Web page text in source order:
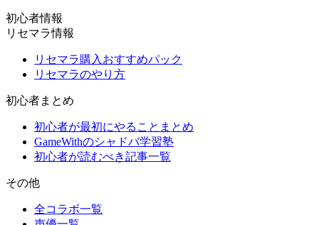
初心者情報
リセマラ情報
リセマラ購入おすすめパック
リセマラのやり方
初心者まとめ
初心者が最初にやることまとめ
GameWithのシャドバ学習塾
初心者が読むべき記事一覧
その他
全コラボ一覧